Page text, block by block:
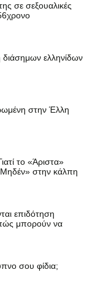
σε σεξουαλικές
ελληνίδων
στην Έλλη
το «Άριστα»
στην κάλπη
επιδότηση
μπορούν να
σου φίδια;